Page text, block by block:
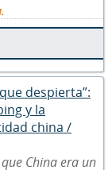
despierta”:
y la
china /
China era un